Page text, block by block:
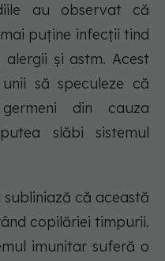
au observat că
puține infecții tind
și astm. Acest
să speculeze că
din cauza
slăbi sistemul
că această
copilăriei timpurii.
imunitar suferă o